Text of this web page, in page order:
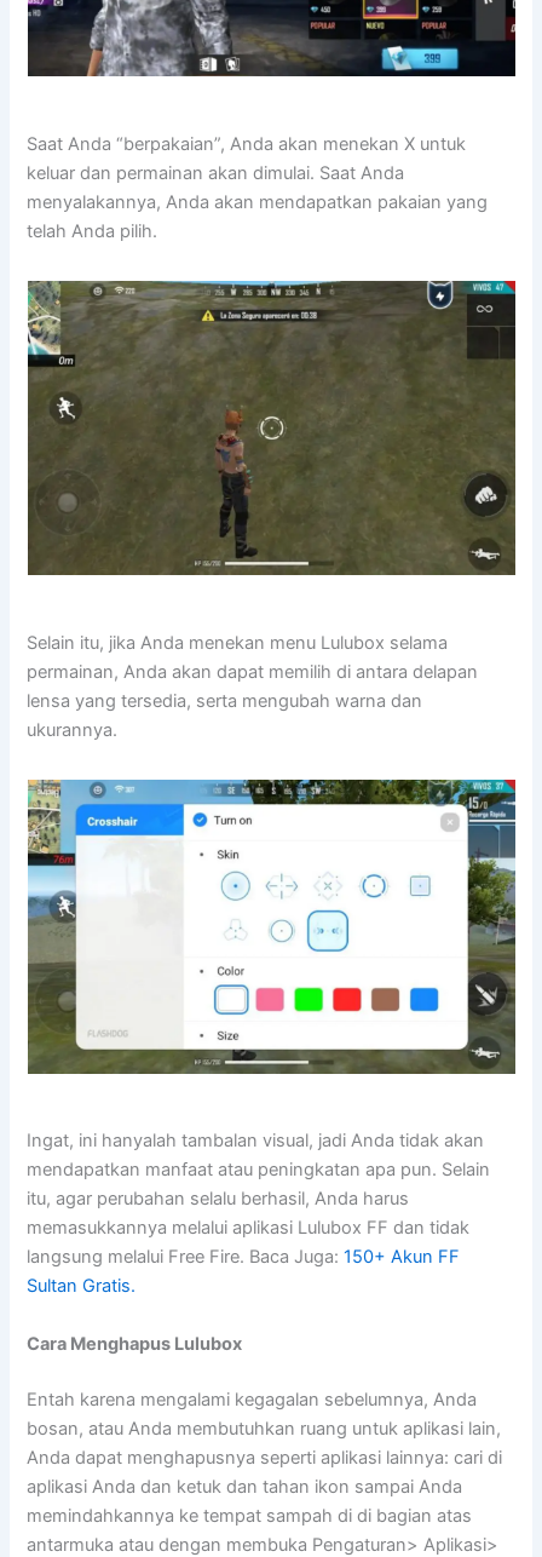
Saat Anda “berpakaian”, Anda akan menekan X untuk
keluar dan permainan akan dimulai. Saat Anda
menyalakannya, Anda akan mendapatkan pakaian yang
telah Anda pilih.
Selain itu, jika Anda menekan menu Lulubox selama
permainan, Anda akan dapat memilih di antara delapan
lensa yang tersedia, serta mengubah warna dan
ukurannya.
Ingat, ini hanyalah tambalan visual, jadi Anda tidak akan
mendapatkan manfaat atau peningkatan apa pun. Selain
itu, agar perubahan selalu berhasil, Anda harus
memasukkannya melalui aplikasi Lulubox FF dan tidak
langsung melalui Free Fire. Baca Juga:150+ Akun FF
Sultan Gratis.
Cara Menghapus Lulubox
Entah karena mengalami kegagalan sebelumnya, Anda
bosan, atau Anda membutuhkan ruang untuk aplikasi lain,
Anda dapat menghapusnya seperti aplikasi lainnya: cari di
aplikasi Anda dan ketuk dan tahan ikon sampai Anda
memindahkannya ke tempat sampah di di bagian atas
antarmuka atau dengan membuka Pengaturan> Aplikasi>